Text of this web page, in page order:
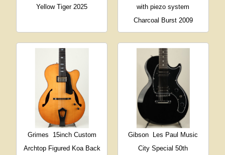
Yellow Tiger 2025
with piezo system
Charcoal Burst 2009
Grimes
15inch Custom
Archtop Figured Koa Back
Gibson
Les Paul Music
City Special 50th